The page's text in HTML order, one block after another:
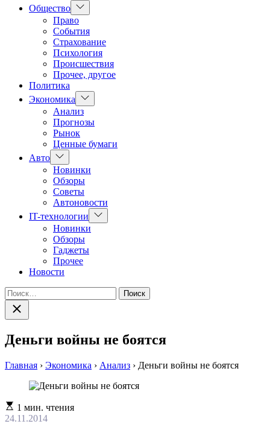
Общество Показать
подменю
Право
События
Страхование
Психология
Происшествия
Прочее, другое
Политика
Экономика
Показать
подменю
Анализ
Прогнозы
Рынок
Ценные бумаги
Авто Показать
подменю
Новинки
Обзоры
Советы
Автоновости
IT-технологии
Показать
подменю
Новинки
Обзоры
Гаджеты
Прочее
Новости
Найти:
Закрыть
поиск
Деньги войны не боятся
Главная › Экономика › Анализ › Деньги войны не боятся
Расчетное
время
1 мин. чтения
24.11.2014